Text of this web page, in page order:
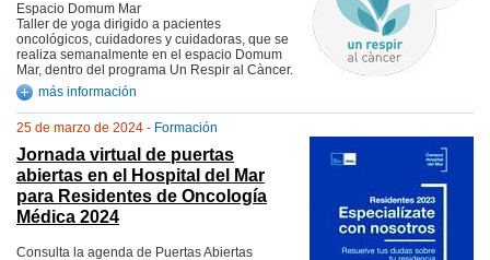
Espacio Domum Mar
Taller de yoga dirigido a pacientes
oncológicos, cuidadores y cuidadoras, que se
realiza semanalmente en el espacio Domum
Mar, dentro del programa Un Respir al Càncer.
más información
25 de marzo de 2024 - Formación
Jornada virtual de puertas
abiertas en el Hospital del Mar
para Residentes de Oncología
Médica 2024
Consulta la agenda de Puertas Abiertas